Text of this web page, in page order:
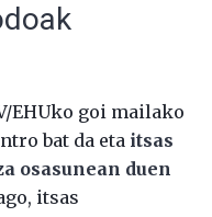
EHUko goi mailako
bat da eta itsas
osasunean duen
itsas